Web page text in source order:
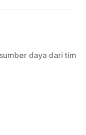
daya dari tim